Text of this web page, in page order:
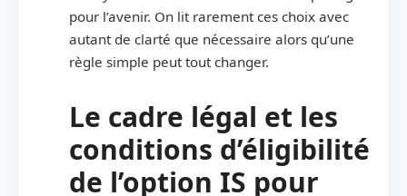
pour l’avenir. On lit rarement ces choix avec
autant de clarté que nécessaire alors qu’une
règle simple peut tout changer.
Le cadre légal et les
conditions d’éligibilité
de l’option IS pour